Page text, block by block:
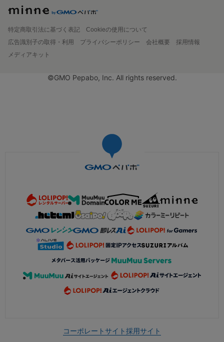
特定商取引法に基づく表記
Cookieの使用について
広告識別子の取得・利用
プライバシーポリシー 会社概要
採用情報
メディアキット
©GMO Pepabo, Inc. All rights reserved.
コーポレートサイト採用サイト